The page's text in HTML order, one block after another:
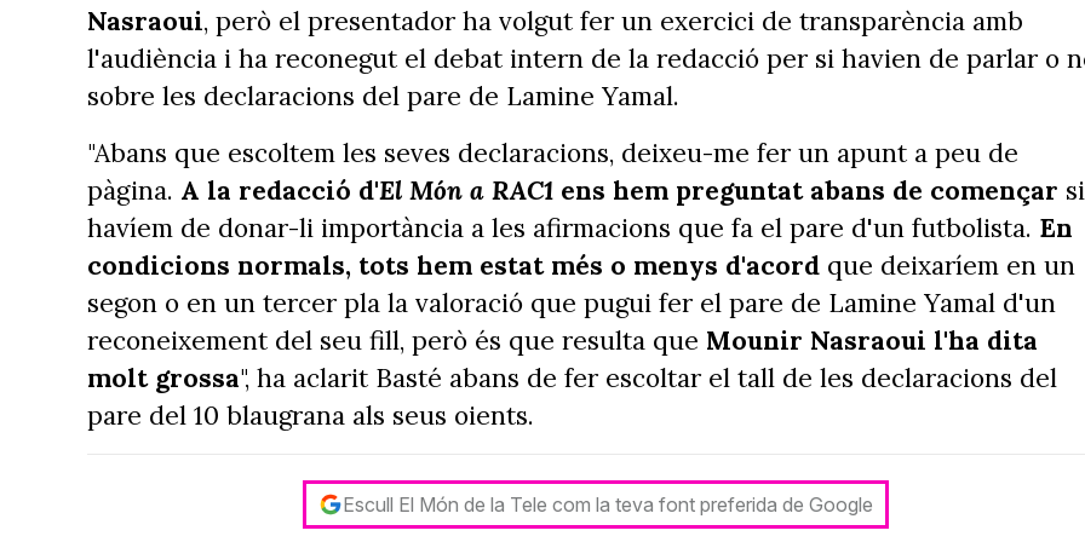
Nasraoui, però el presentador ha volgut fer un exercici de transparència amb
l'audiència i ha reconegut el debat intern de la redacció per si havien de parlar o
sobre les declaracions del pare de Lamine Yamal.
"Abans que escoltem les seves declaracions, deixeu-me fer un apunt a peu de
pàgina. A la redacció d'El Món a RAC1 ens hem preguntat abans de començar si
havíem de donar-li importància a les afirmacions que fa el pare d'un futbolista. En
condicions normals, tots hem estat més o menys d'acord que deixaríem en un
segon o en un tercer pla la valoració que pugui fer el pare de Lamine Yamal d'un
reconeixement del seu fill, però és que resulta que Mounir Nasraoui l'ha dita
molt grossa", ha aclarit Basté abans de fer escoltar el tall de les declaracions del
pare del 10 blaugrana als seus oients.
Escull El Món de la Tele com la teva font preferida de Google